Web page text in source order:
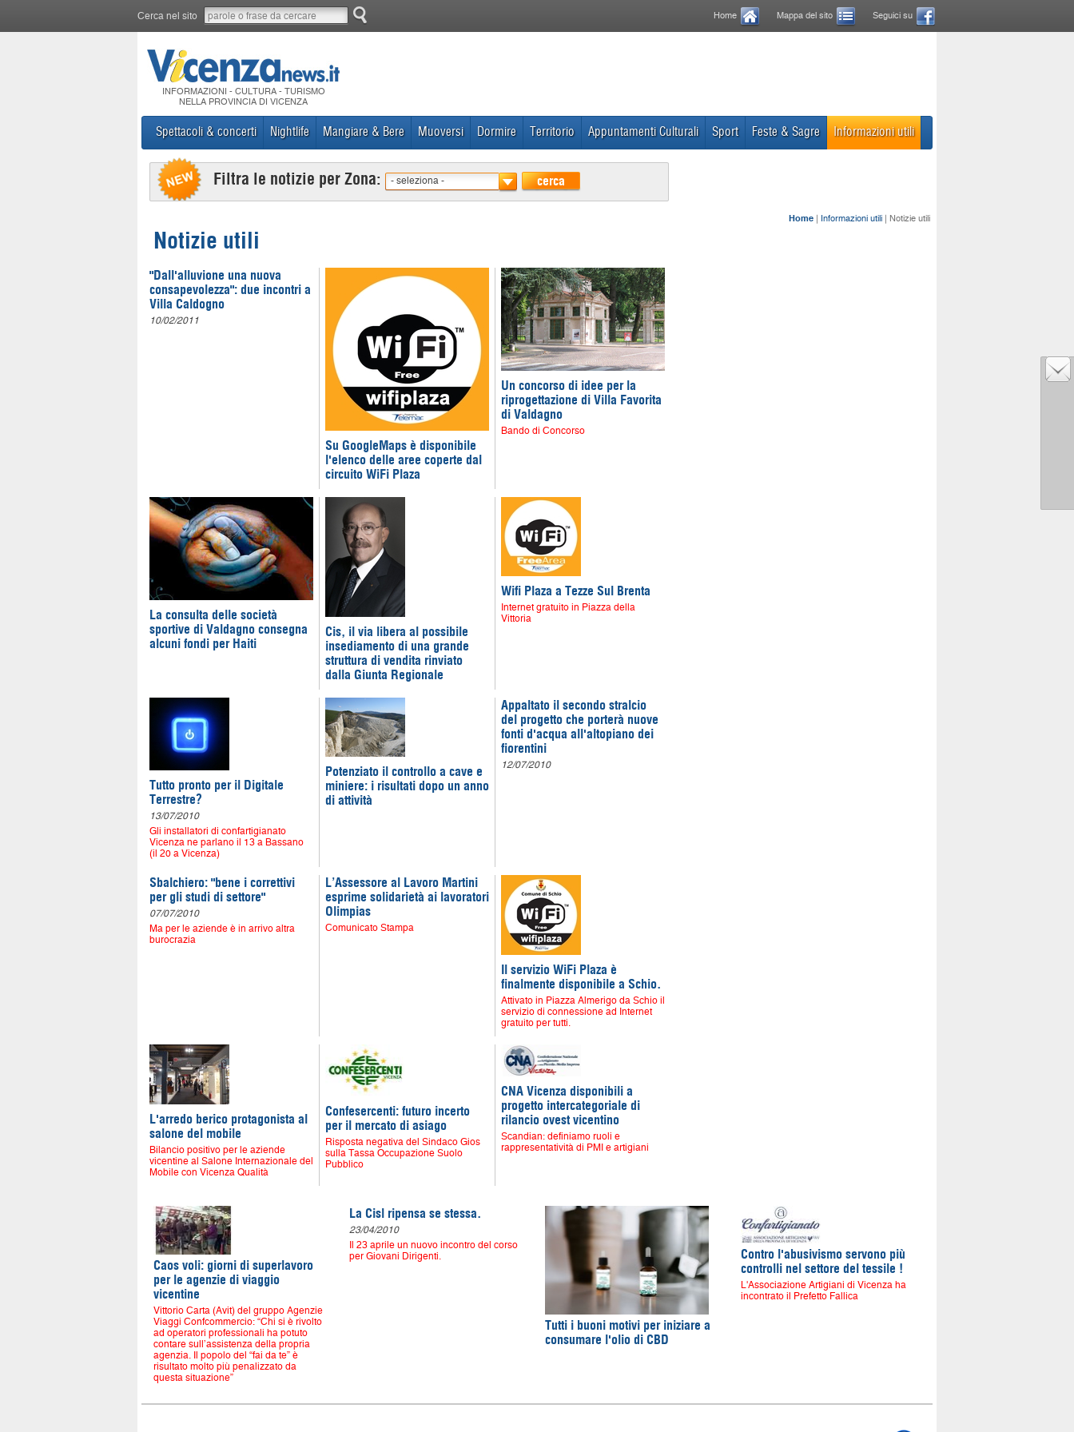
Cerca nel sito Home Mappa del sito Seguici su
INFORMAZIONI - CULTURA - TURISMO
NELLA PROVINCIA DI VICENZA
Spettacoli & concerti Nightlife Mangiare & Bere Muoversi Dormire Territorio Appuntamenti Culturali Sport Feste & Sagre Informazioni utili
Filtra le notizie per Zona: - seleziona - cerca
Home | Informazioni utili | Notizie utili
Notizie utili
"Dall'alluvione una nuova
consapevolezza": due incontri a
Villa Caldogno
10/02/2011
Su GoogleMaps è disponibile
l'elenco delle aree coperte dal
circuito WiFi Plaza
Un concorso di idee per la
riprogettazione di Villa Favorita
di Valdagno
Bando di Concorso
La consulta delle società
sportive di Valdagno consegna
alcuni fondi per Haiti
Cis, il via libera al possibile
insediamento di una grande
struttura di vendita rinviato
dalla Giunta Regionale
Wifi Plaza a Tezze Sul Brenta
Internet gratuito in Piazza della
Vittoria
Tutto pronto per il Digitale
Terrestre?
13/07/2010
Gli installatori di confartigianato
Vicenza ne parlano il 13 a Bassano
(il 20 a Vicenza)
Potenziato il controllo a cave e
miniere: i risultati dopo un anno
di attività
Appaltato il secondo stralcio
del progetto che porterà nuove
fonti d'acqua all'altopiano dei
fiorentini
12/07/2010
Sbalchiero: "bene i correttivi
per gli studi di settore"
07/07/2010
Ma per le aziende è in arrivo altra
burocrazia
L’Assessore al Lavoro Martini
esprime solidarietà ai lavoratori
Olimpias
Comunicato Stampa
Il servizio WiFi Plaza è
finalmente disponibile a Schio.
Attivato in Piazza Almerigo da Schio il
servizio di connessione ad Internet
gratuito per tutti.
L'arredo berico protagonista al
salone del mobile
Bilancio positivo per le aziende
vicentine al Salone Internazionale del
Mobile con Vicenza Qualità
Confesercenti: futuro incerto
per il mercato di asiago
Risposta negativa del Sindaco Gios
sulla Tassa Occupazione Suolo
Pubblico
CNA Vicenza disponibili a
progetto intercategoriale di
rilancio ovest vicentino
Scandian: definiamo ruoli e
rappresentatività di PMI e artigiani
Caos voli: giorni di superlavoro
per le agenzie di viaggio
vicentine
Vittorio Carta (Avit) del gruppo Agenzie
Viaggi Confcommercio: “Chi si è rivolto
ad operatori professionali ha potuto
contare sull’assistenza della propria
agenzia. Il popolo del “fai da te” è
risultato molto più penalizzato da
questa situazione”
La Cisl ripensa se stessa.
23/04/2010
Il 23 aprile un nuovo incontro del corso
per Giovani Dirigenti.
Tutti i buoni motivi per iniziare a
consumare l'olio di CBD
Contro l'abusivismo servono più
controlli nel settore del tessile !
L'Associazione Artigiani di Vicenza ha
incontrato il Prefetto Fallica